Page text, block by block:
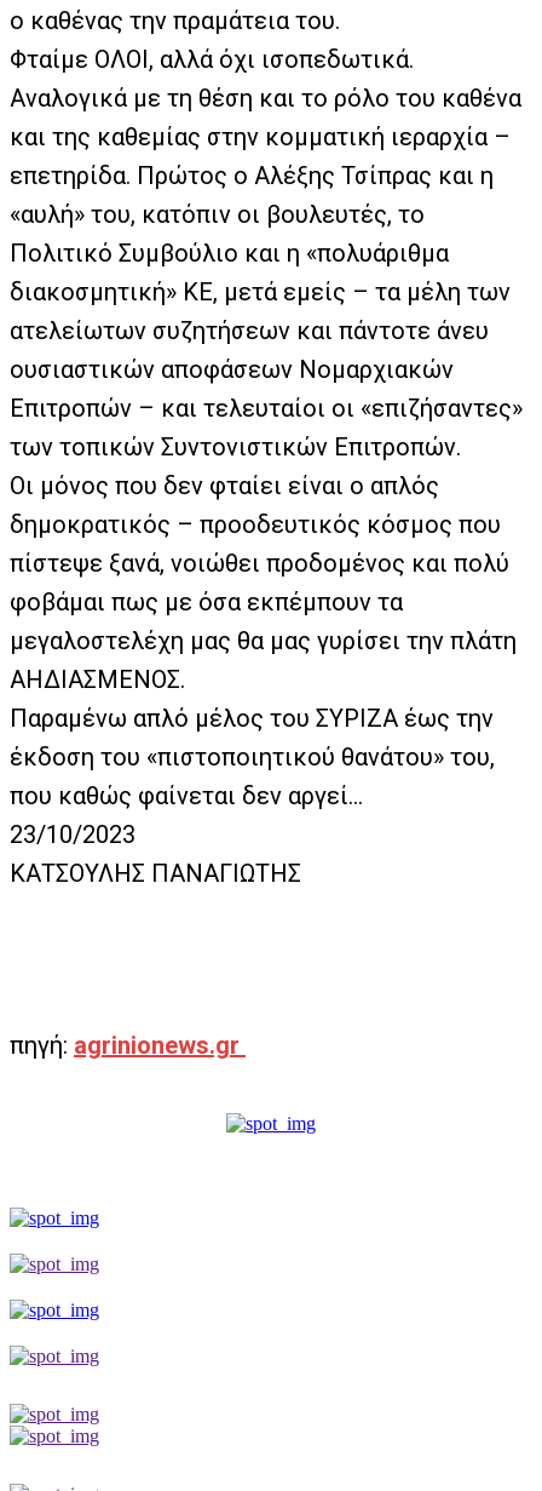
ο καθένας την πραμάτεια του.
Φταίμε ΟΛΟΙ, αλλά όχι ισοπεδωτικά.
Αναλογικά με τη θέση και το ρόλο του καθένα
και της καθεμίας στην κομματική ιεραρχία –
επετηρίδα. Πρώτος ο Αλέξης Τσίπρας και η
«αυλή» του, κατόπιν οι βουλευτές, το
Πολιτικό Συμβούλιο και η «πολυάριθμα
διακοσμητική» ΚΕ, μετά εμείς – τα μέλη των
ατελείωτων συζητήσεων και πάντοτε άνευ
ουσιαστικών αποφάσεων Νομαρχιακών
Επιτροπών – και τελευταίοι οι «επιζήσαντες»
των τοπικών Συντονιστικών Επιτροπών.
Οι μόνος που δεν φταίει είναι ο απλός
δημοκρατικός – προοδευτικός κόσμος που
πίστεψε ξανά, νοιώθει προδομένος και πολύ
φοβάμαι πως με όσα εκπέμπουν τα
μεγαλοστελέχη μας θα μας γυρίσει την πλάτη
ΑΗΔΙΑΣΜΕΝΟΣ.
Παραμένω απλό μέλος του ΣΥΡΙΖΑ έως την
έκδοση του «πιστοποιητικού θανάτου» του,
που καθώς φαίνεται δεν αργεί…
23/10/2023
ΚΑΤΣΟΥΛΗΣ ΠΑΝΑΓΙΩΤΗΣ
πηγή: agrinionews.gr